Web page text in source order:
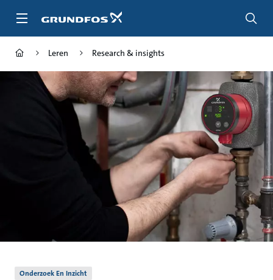
naar
Leren Research & insights
Onderzoek En Inzicht